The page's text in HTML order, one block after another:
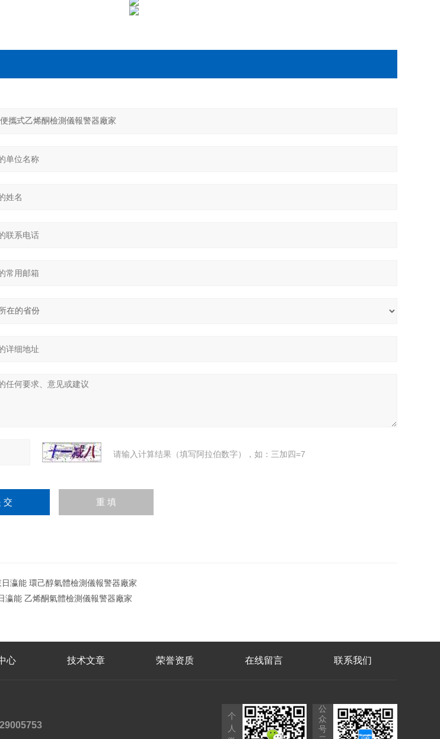
请输入计算结果（填写阿拉伯数字），如：三加四=7
瀛能 環己醇氣體檢測儀報警器廠家
瀛能 乙烯酮氣體檢測儀報警器廠家
心 技术文章 荣誉资质 在线留言 联系我们
个
人
公
众
号